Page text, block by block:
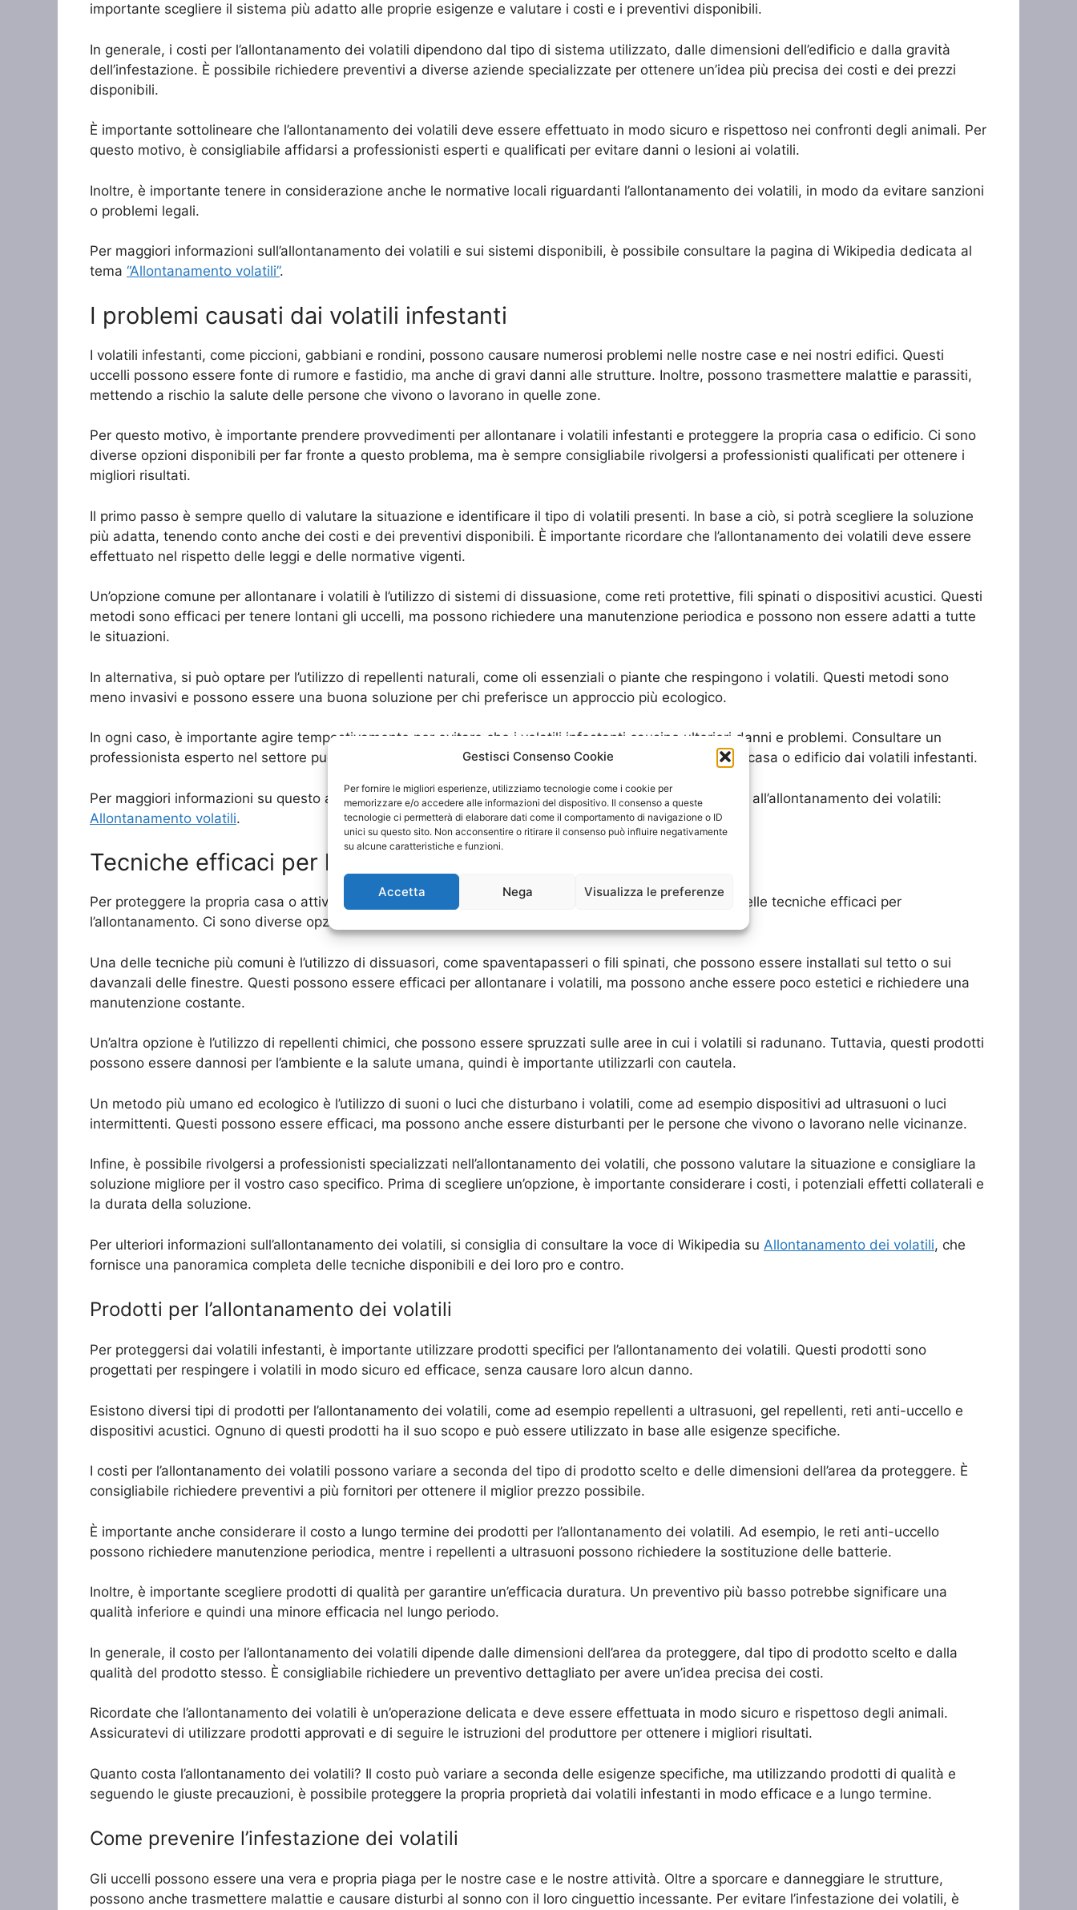
Gestisci Consenso Cookie
Per fornire le migliori esperienze, utilizziamo tecnologie come i cookie per
memorizzare e/o accedere alle informazioni del dispositivo. Il consenso a queste
tecnologie ci permetterà di elaborare dati come il comportamento di navigazione o ID
unici su questo sito. Non acconsentire o ritirare il consenso può influire negativamente
su alcune caratteristiche e funzioni.
Accetta Nega Visualizza le preferenze
importante scegliere il sistema più adatto alle proprie esigenze e valutare i costi e i preventivi disponibili.
In generale, i costi per l’allontanamento dei volatili dipendono dal tipo di sistema utilizzato, dalle dimensioni dell’edificio e dalla gravità
dell’infestazione. È possibile richiedere preventivi a diverse aziende specializzate per ottenere un’idea più precisa dei costi e dei prezzi
disponibili.
È importante sottolineare che l’allontanamento dei volatili deve essere effettuato in modo sicuro e rispettoso nei confronti degli animali. Per
questo motivo, è consigliabile affidarsi a professionisti esperti e qualificati per evitare danni o lesioni ai volatili.
Inoltre, è importante tenere in considerazione anche le normative locali riguardanti l’allontanamento dei volatili, in modo da evitare sanzioni
o problemi legali.
Per maggiori informazioni sull’allontanamento dei volatili e sui sistemi disponibili, è possibile consultare la pagina di Wikipedia dedicata al
tema “Allontanamento volatili”.
I problemi causati dai volatili infestanti
I volatili infestanti, come piccioni, gabbiani e rondini, possono causare numerosi problemi nelle nostre case e nei nostri edifici. Questi
uccelli possono essere fonte di rumore e fastidio, ma anche di gravi danni alle strutture. Inoltre, possono trasmettere malattie e parassiti,
mettendo a rischio la salute delle persone che vivono o lavorano in quelle zone.
Per questo motivo, è importante prendere provvedimenti per allontanare i volatili infestanti e proteggere la propria casa o edificio. Ci sono
diverse opzioni disponibili per far fronte a questo problema, ma è sempre consigliabile rivolgersi a professionisti qualificati per ottenere i
migliori risultati.
Il primo passo è sempre quello di valutare la situazione e identificare il tipo di volatili presenti. In base a ciò, si potrà scegliere la soluzione
più adatta, tenendo conto anche dei costi e dei preventivi disponibili. È importante ricordare che l’allontanamento dei volatili deve essere
effettuato nel rispetto delle leggi e delle normative vigenti.
Un’opzione comune per allontanare i volatili è l’utilizzo di sistemi di dissuasione, come reti protettive, fili spinati o dispositivi acustici. Questi
metodi sono efficaci per tenere lontani gli uccelli, ma possono richiedere una manutenzione periodica e possono non essere adatti a tutte
le situazioni.
In alternativa, si può optare per l’utilizzo di repellenti naturali, come oli essenziali o piante che respingono i volatili. Questi metodi sono
meno invasivi e possono essere una buona soluzione per chi preferisce un approccio più ecologico.
In ogni caso, è importante agire tempestivamente per evitare che i volatili infestanti causino ulteriori danni e problemi. Consultare un
professionista esperto nel settore può aiutare a trovare la soluzione migliore per proteggere la propria casa o edificio dai volatili infestanti.
Per maggiori informazioni su questo argomento, è possibile consultare la pagina di Wikipedia dedicata all’allontanamento dei volatili:
Allontanamento volatili.
Tecniche efficaci per l’allontanamento dei volatili
Per proteggere la propria casa o attività commerciale dai volatili infestanti, è fondamentale adottare delle tecniche efficaci per
l’allontanamento. Ci sono diverse opzioni disponibili, ognuna con i propri costi e benefici.
Una delle tecniche più comuni è l’utilizzo di dissuasori, come spaventapasseri o fili spinati, che possono essere installati sul tetto o sui
davanzali delle finestre. Questi possono essere efficaci per allontanare i volatili, ma possono anche essere poco estetici e richiedere una
manutenzione costante.
Un’altra opzione è l’utilizzo di repellenti chimici, che possono essere spruzzati sulle aree in cui i volatili si radunano. Tuttavia, questi prodotti
possono essere dannosi per l’ambiente e la salute umana, quindi è importante utilizzarli con cautela.
Un metodo più umano ed ecologico è l’utilizzo di suoni o luci che disturbano i volatili, come ad esempio dispositivi ad ultrasuoni o luci
intermittenti. Questi possono essere efficaci, ma possono anche essere disturbanti per le persone che vivono o lavorano nelle vicinanze.
Infine, è possibile rivolgersi a professionisti specializzati nell’allontanamento dei volatili, che possono valutare la situazione e consigliare la
soluzione migliore per il vostro caso specifico. Prima di scegliere un’opzione, è importante considerare i costi, i potenziali effetti collaterali e
la durata della soluzione.
Per ulteriori informazioni sull’allontanamento dei volatili, si consiglia di consultare la voce di Wikipedia su Allontanamento dei volatili, che
fornisce una panoramica completa delle tecniche disponibili e dei loro pro e contro.
Prodotti per l’allontanamento dei volatili
Per proteggersi dai volatili infestanti, è importante utilizzare prodotti specifici per l’allontanamento dei volatili. Questi prodotti sono
progettati per respingere i volatili in modo sicuro ed efficace, senza causare loro alcun danno.
Esistono diversi tipi di prodotti per l’allontanamento dei volatili, come ad esempio repellenti a ultrasuoni, gel repellenti, reti anti-uccello e
dispositivi acustici. Ognuno di questi prodotti ha il suo scopo e può essere utilizzato in base alle esigenze specifiche.
I costi per l’allontanamento dei volatili possono variare a seconda del tipo di prodotto scelto e delle dimensioni dell’area da proteggere. È
consigliabile richiedere preventivi a più fornitori per ottenere il miglior prezzo possibile.
È importante anche considerare il costo a lungo termine dei prodotti per l’allontanamento dei volatili. Ad esempio, le reti anti-uccello
possono richiedere manutenzione periodica, mentre i repellenti a ultrasuoni possono richiedere la sostituzione delle batterie.
Inoltre, è importante scegliere prodotti di qualità per garantire un’efficacia duratura. Un preventivo più basso potrebbe significare una
qualità inferiore e quindi una minore efficacia nel lungo periodo.
In generale, il costo per l’allontanamento dei volatili dipende dalle dimensioni dell’area da proteggere, dal tipo di prodotto scelto e dalla
qualità del prodotto stesso. È consigliabile richiedere un preventivo dettagliato per avere un’idea precisa dei costi.
Ricordate che l’allontanamento dei volatili è un’operazione delicata e deve essere effettuata in modo sicuro e rispettoso degli animali.
Assicuratevi di utilizzare prodotti approvati e di seguire le istruzioni del produttore per ottenere i migliori risultati.
Quanto costa l’allontanamento dei volatili? Il costo può variare a seconda delle esigenze specifiche, ma utilizzando prodotti di qualità e
seguendo le giuste precauzioni, è possibile proteggere la propria proprietà dai volatili infestanti in modo efficace e a lungo termine.
Come prevenire l’infestazione dei volatili
Gli uccelli possono essere una vera e propria piaga per le nostre case e le nostre attività. Oltre a sporcare e danneggiare le strutture,
possono anche trasmettere malattie e causare disturbi al sonno con il loro cinguettio incessante. Per evitare l’infestazione dei volatili, è